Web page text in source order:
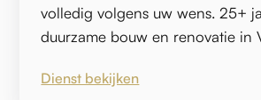
volledig volgens uw wens. 25+
duurzame bouw en renovatie in
Dienst bekijken